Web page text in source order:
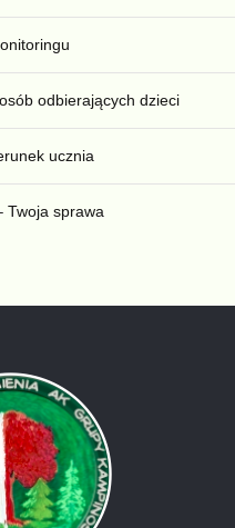
odbierających dzieci
ucznia
Twoja sprawa